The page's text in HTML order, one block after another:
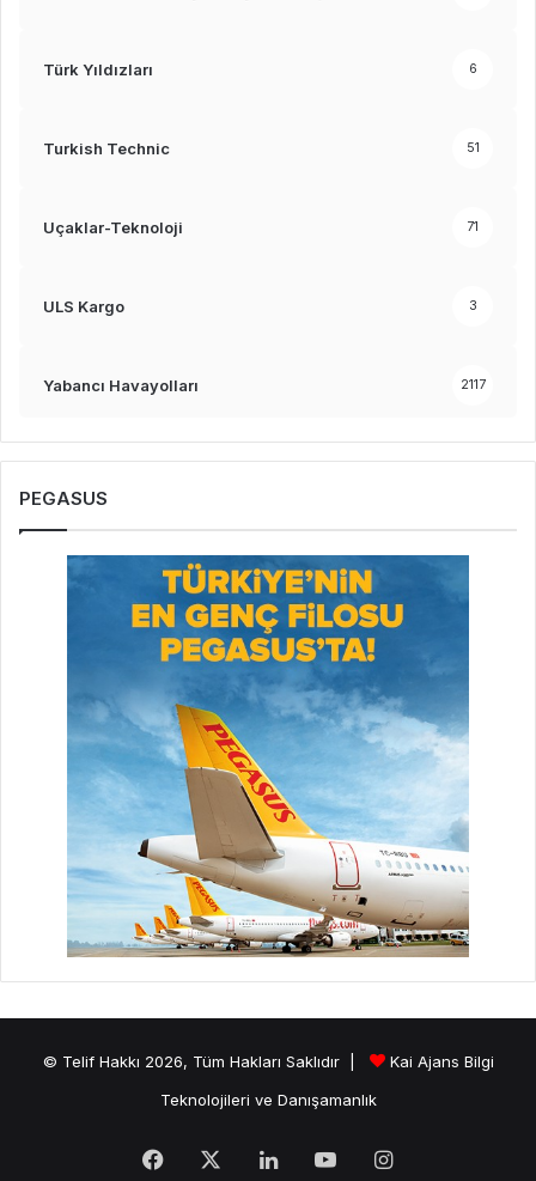
Türk Yıldızları 6
Turkish Technic 51
Uçaklar-Teknoloji 71
ULS Kargo 3
Yabancı Havayolları 2117
PEGASUS
© Telif Hakkı 2026, Tüm Hakları Saklıdır |
Kai Ajans Bilgi
Teknolojileri ve Danışamanlık
Facebook LinkedInYouTubeInstagram